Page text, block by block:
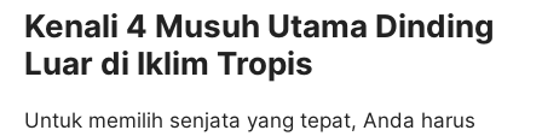
Kenali 4 Musuh Utama Dinding
Luar di Iklim Tropis
Untuk memilih senjata yang tepat, Anda harus